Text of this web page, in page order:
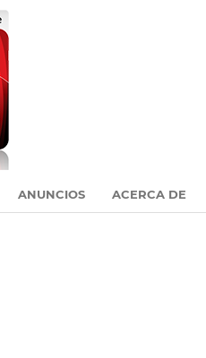
ANUNCIOS ACERCA DE